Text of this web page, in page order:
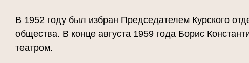
В 1952 году был избран Председателем Курского
общества. В конце августа 1959 года Борис
театром.